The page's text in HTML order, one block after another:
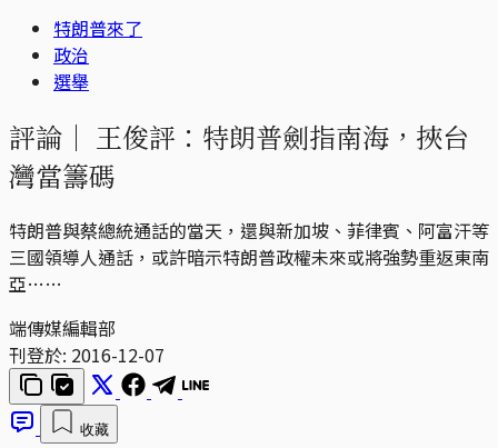
特朗普來了
政治
選舉
評論｜ 王俊評：特朗普劍指南海，挾台
灣當籌碼
特朗普與蔡總統通話的當天，還與新加坡、菲律賓、阿富汗等
三國領導人通話，或許暗示特朗普政權未來或將強勢重返東南
亞……
端傳媒編輯部
刊登於: 2016-12-07
收藏